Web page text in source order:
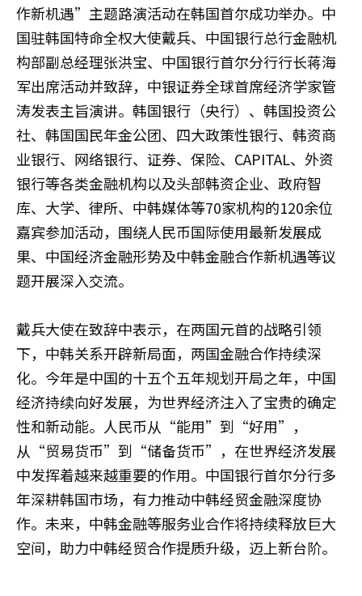
作新机遇”主题路演活动在韩国首尔成功举办。中
国驻韩国特命全权大使戴兵、中国银行总行金融机
构部副总经理张洪宝、中国银行首尔分行行长蒋海
军出席活动并致辞，中银证券全球首席经济学家管
涛发表主旨演讲。韩国银行（央行）、韩国投资公
社、韩国国民年金公团、四大政策性银行、韩资商
业银行、网络银行、证券、保险、CAPITAL、外资
银行等各类金融机构以及头部韩资企业、政府智
库、大学、律所、中韩媒体等70家机构的120余位
嘉宾参加活动，围绕人民币国际使用最新发展成
果、中国经济金融形势及中韩金融合作新机遇等议
题开展深入交流。
戴兵大使在致辞中表示，在两国元首的战略引领
下，中韩关系开辟新局面，两国金融合作持续深
化。今年是中国的十五个五年规划开局之年，中国
经济持续向好发展，为世界经济注入了宝贵的确定
性和新动能。人民币从“能用”到“好用”，
从“贸易货币”到“储备货币”，在世界经济发展
中发挥着越来越重要的作用。中国银行首尔分行多
年深耕韩国市场，有力推动中韩经贸金融深度协
作。未来，中韩金融等服务业合作将持续释放巨大
空间，助力中韩经贸合作提质升级，迈上新台阶。